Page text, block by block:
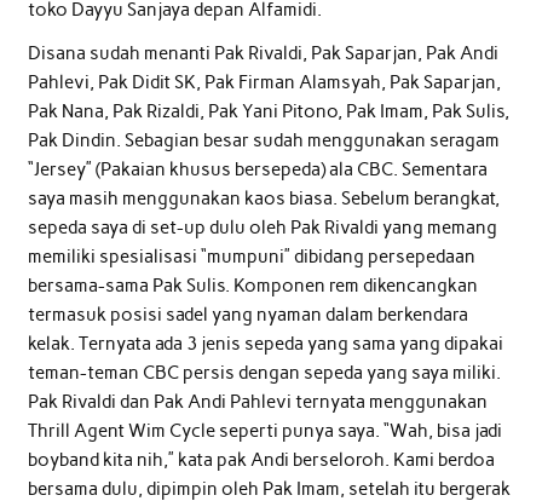
toko Dayyu Sanjaya depan Alfamidi.
Disana sudah menanti Pak Rivaldi, Pak Saparjan, Pak Andi
Pahlevi, Pak Didit SK, Pak Firman Alamsyah, Pak Saparjan,
Pak Nana, Pak Rizaldi, Pak Yani Pitono, Pak Imam, Pak Sulis,
Pak Dindin. Sebagian besar sudah menggunakan seragam
“Jersey” (Pakaian khusus bersepeda) ala CBC. Sementara
saya masih menggunakan kaos biasa. Sebelum berangkat,
sepeda saya di set-up dulu oleh Pak Rivaldi yang memang
memiliki spesialisasi “mumpuni” dibidang persepedaan
bersama-sama Pak Sulis. Komponen rem dikencangkan
termasuk posisi sadel yang nyaman dalam berkendara
kelak. Ternyata ada 3 jenis sepeda yang sama yang dipakai
teman-teman CBC persis dengan sepeda yang saya miliki.
Pak Rivaldi dan Pak Andi Pahlevi ternyata menggunakan
Thrill Agent Wim Cycle seperti punya saya. “Wah, bisa jadi
boyband kita nih,” kata pak Andi berseloroh. Kami berdoa
bersama dulu, dipimpin oleh Pak Imam, setelah itu bergerak